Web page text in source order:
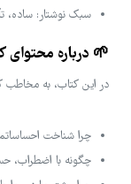
سبک نوشتار: ساده،
🌱 درباره محتوای
در این کتاب، به
چرا شناخت
چگونه با اضطراب،